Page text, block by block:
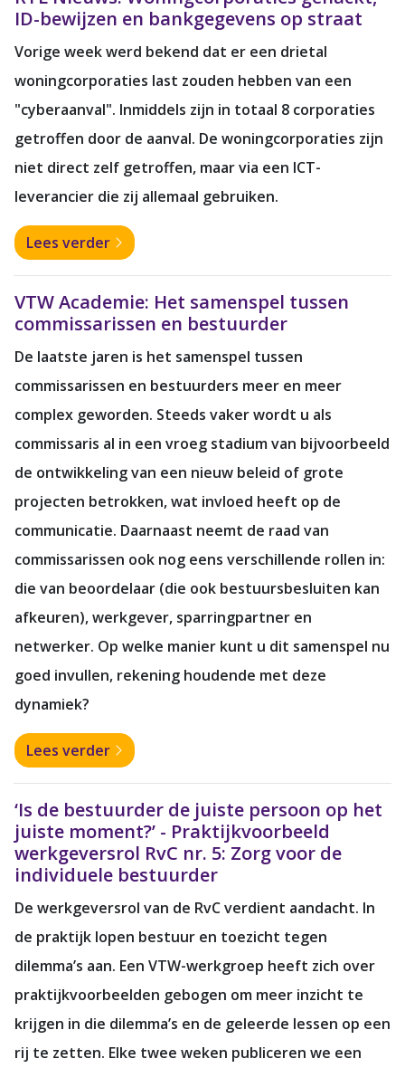
ID-bewijzen en bankgegevens op straat
Vorige week werd bekend dat er een drietal
woningcorporaties last zouden hebben van een
"cyberaanval". Inmiddels zijn in totaal 8 corporaties
getroffen door de aanval. De woningcorporaties zijn
niet direct zelf getroffen, maar via een ICT-
leverancier die zij allemaal gebruiken.
Lees verder
VTW Academie: Het samenspel tussen
commissarissen en bestuurder
De laatste jaren is het samenspel tussen
commissarissen en bestuurders meer en meer
complex geworden. Steeds vaker wordt u als
commissaris al in een vroeg stadium van bijvoorbeeld
de ontwikkeling van een nieuw beleid of grote
projecten betrokken, wat invloed heeft op de
communicatie. Daarnaast neemt de raad van
commissarissen ook nog eens verschillende rollen in:
die van beoordelaar (die ook bestuursbesluiten kan
afkeuren), werkgever, sparringpartner en
netwerker. Op welke manier kunt u dit samenspel nu
goed invullen, rekening houdende met deze
dynamiek?
Lees verder
‘Is de bestuurder de juiste persoon op het
juiste moment?’ - Praktijkvoorbeeld
werkgeversrol RvC nr. 5: Zorg voor de
individuele bestuurder
De werkgeversrol van de RvC verdient aandacht. In
de praktijk lopen bestuur en toezicht tegen
dilemma’s aan. Een VTW-werkgroep heeft zich over
praktijkvoorbeelden gebogen om meer inzicht te
krijgen in die dilemma’s en de geleerde lessen op een
rij te zetten. Elke twee weken publiceren we een